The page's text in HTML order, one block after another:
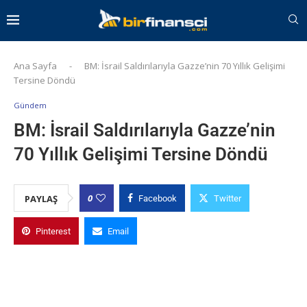
Ana Sayfa -
BM: İsrail Saldırılarıyla Gazze’nin 70 Yıllık Gelişimi
Tersine Döndü
Gündem
BM: İsrail Saldırılarıyla Gazze’nin
70 Yıllık Gelişimi Tersine Döndü
PAYLAŞ 0 Facebook Twitter
Pinterest Email